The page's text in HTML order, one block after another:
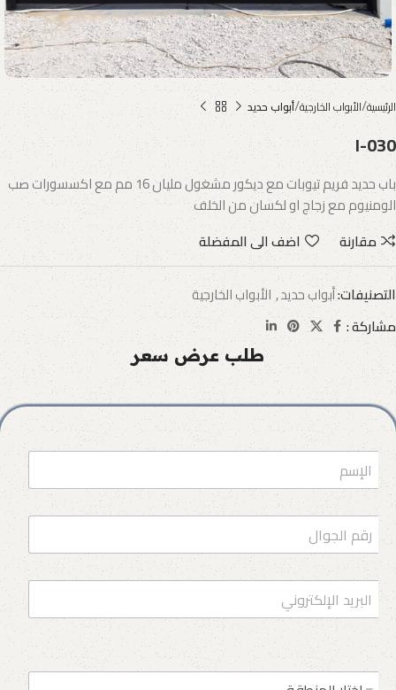
الرئيسية الأبواب الخارجية أبواب حديد
I-030
باب حديد فريم تيوبات مع ديكور مشغول مليان 16 مم مع اكسسورات صب
الومنيوم مع زجاج او لكسان من الخلف
مقارنة
اضف الى المفضلة
التصنيفات:أبواب حديد, الأبواب الخارجية
مشاركة :
طلب عرض سعر